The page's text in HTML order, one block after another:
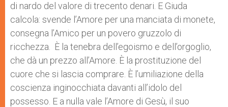
di nardo del valore di trecento denari. E Giuda
calcola: svende l’Amore per una manciata di monete,
consegna l’Amico per un povero gruzzolo di
ricchezza. È la tenebra dell’egoismo e dell’orgoglio,
che dà un prezzo all’Amore. È la prostituzione del
cuore che si lascia comprare. È l’umiliazione della
coscienza inginocchiata davanti all’idolo del
possesso. E a nulla vale l’Amore di Gesù, il suo